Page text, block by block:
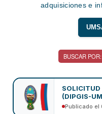
adquisiciones e
BUSCAR POR:
SOLICITUD
(DIPGIS-
Publicado el